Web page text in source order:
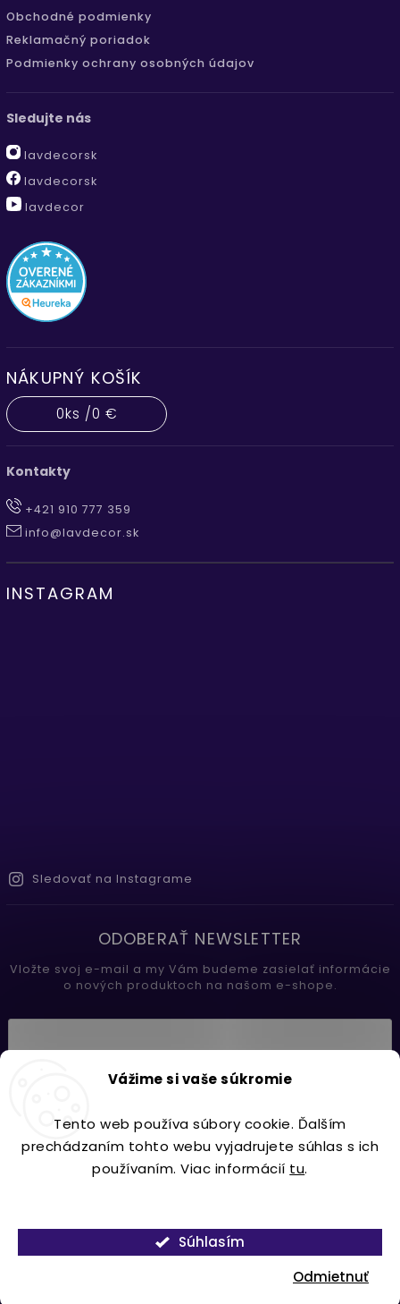
Vážime si vaše súkromie
Tento web používa súbory cookie. Ďalším
prechádzaním tohto webu vyjadrujete súhlas s ich
používaním. Viac informácií tu.
Odmietnuť
Súhlasím
Obchodné podmienky
Reklamačný poriadok
Podmienky ochrany osobných údajov
Sledujte nás
lavdecorsk
lavdecorsk
lavdecor
NÁKUPNÝ KOŠÍK
0ks /0 €
Kontakty
+421 910 777 359
info@lavdecor.sk
INSTAGRAM
Sledovať na Instagrame
ODOBERAŤ NEWSLETTER
Vložte svoj e-mail a my Vám budeme zasielať informácie
o nových produktoch na našom e-shope.
Prihlásiť sa
Copyright 2026Lavdecor.sk. Všetky práva vyhradené.
VytvořilShoptet| DesignShoptak.cz.